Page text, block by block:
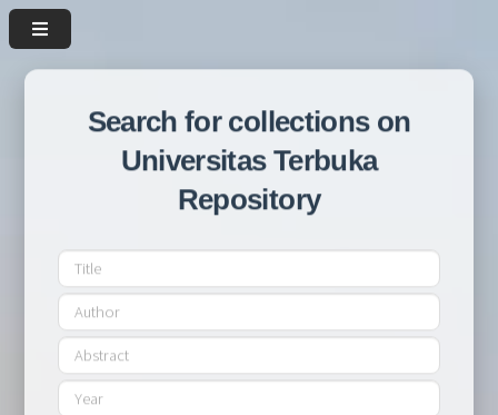
Search for collections on
Universitas Terbuka
Repository